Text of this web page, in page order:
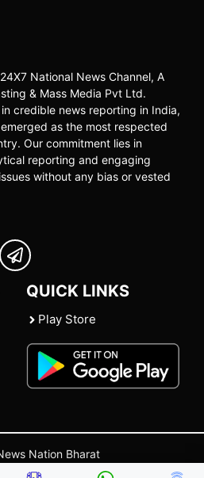
National News Channel, A
& Mass Media Pvt Ltd.
credible news reporting in India,
as the most respected
Our commitment lies in
reporting and engaging
without any bias or vested
QUICK LINKS
Play Store
Nation Bharat
|Policies Terms and Conditions